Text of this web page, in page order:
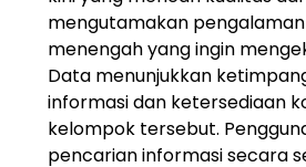
mengutamakan
menengah yang ingin
Data menunjukkan
informasi dan ketersediaan
kelompok tersebut.
pencarian informasi secara